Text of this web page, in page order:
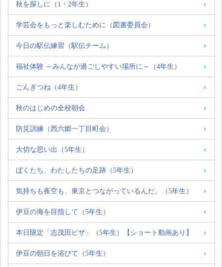
秋を探しに（1・2年生）
学芸会をもっと楽しむために（図書委員会）
今日の駅伝練習（駅伝チーム）
福祉体験 ～みんなが過ごしやすい場所に～（4年生）
ごんぎつね（4年生）
秋のはじめの全校朝会
防災訓練（西六郷一丁目町会）
大切な思い出（5年生）
ぼくたち、わたしたちの足跡（5年生）
気持ちも夜空も、東京とつながっているんだ。（5年生）
伊豆の海を目指して（5年生）
本日限定「志茂田ピザ」（5年生）【ショート動画あり】
伊豆の朝日を浴びて（5年生）